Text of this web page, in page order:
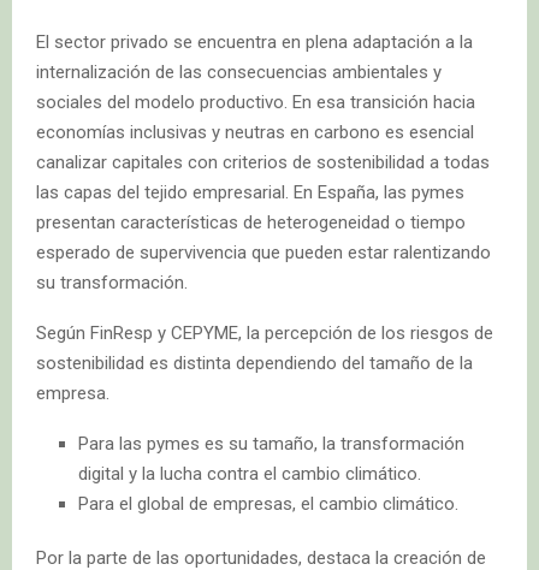
El sector privado se encuentra en plena adaptación a la
internalización de las consecuencias ambientales y
sociales del modelo productivo. En esa transición hacia
economías inclusivas y neutras en carbono es esencial
canalizar capitales con criterios de sostenibilidad a todas
las capas del tejido empresarial. En España, las pymes
presentan características de heterogeneidad o tiempo
esperado de supervivencia que pueden estar ralentizando
su transformación.
Según FinResp y CEPYME, la percepción de los riesgos de
sostenibilidad es distinta dependiendo del tamaño de la
empresa.
Para las pymes es su tamaño, la transformación
digital y la lucha contra el cambio climático.
Para el global de empresas, el cambio climático.
Por la parte de las oportunidades, destaca la creación de